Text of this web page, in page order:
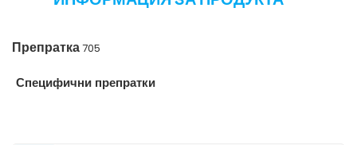
Препратка705
Специфични препратки